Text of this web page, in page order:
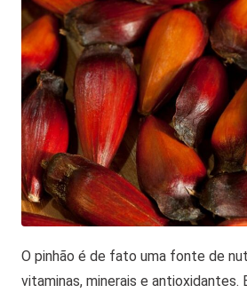
O pinhão é de fato uma fonte de
vitaminas, minerais e antioxidantes.